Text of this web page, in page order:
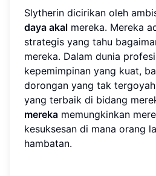
Slytherin dicirikan oleh
daya akal mereka. Mereka
strategis yang tahu
mereka. Dalam dunia
kepemimpinan yang kuat,
dorongan yang tak
yang terbaik di bidang
mereka memungkinkan
kesuksesan di mana orang
hambatan.